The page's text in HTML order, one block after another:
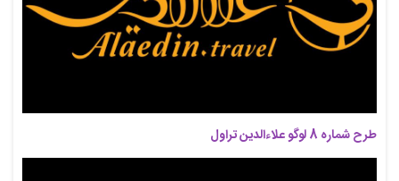
طرح شماره 8 لوگو علاءالدین تراول